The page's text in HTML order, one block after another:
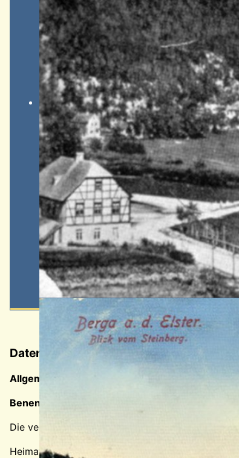
Datenschutzerklärung
Allgemeiner Hinweis und Pflichtinformationen
Benennung der verantwortlichen Stelle
Die verantwortliche Stelle für die
Heimat- und Geschichtsverein Berga/Elster e.V.